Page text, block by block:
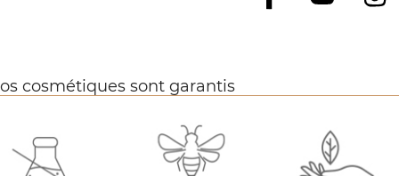
Facebook
cosmétiques sont garantis